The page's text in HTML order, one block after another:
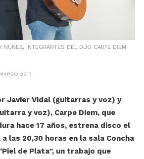
NÚÑEZ, INTEGRANTES DEL DÚO CARPE DIEM.
2017
Javier Vidal (guitarras y voz) y
y voz), Carpe Diem, que
hace 17 años, estrena disco el
las 20,30 horas en la sala Concha
de Plata”, un trabajo que